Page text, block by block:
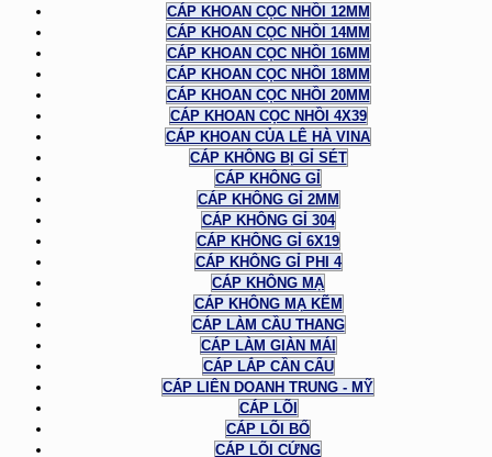
CÁP KHOAN CỌC NHỒI 12MM
CÁP KHOAN CỌC NHỒI 14MM
CÁP KHOAN CỌC NHỒI 16MM
CÁP KHOAN CỌC NHỒI 18MM
CÁP KHOAN CỌC NHỒI 20MM
CÁP KHOAN CỌC NHỒI 4X39
CÁP KHOAN CỦA LÊ HÀ VINA
CÁP KHÔNG BỊ GỈ SÉT
CÁP KHÔNG GỈ
CÁP KHÔNG GỈ 2MM
CÁP KHÔNG GỈ 304
CÁP KHÔNG GỈ 6X19
CÁP KHÔNG GỈ PHI 4
CÁP KHÔNG MẠ
CÁP KHÔNG MẠ KẼM
CÁP LÀM CẦU THANG
CÁP LÀM GIÀN MÁI
CÁP LẮP CẦN CẨU
CÁP LIÊN DOANH TRUNG - MỸ
CÁP LÕI
CÁP LÕI BỐ
CÁP LÕI CỨNG